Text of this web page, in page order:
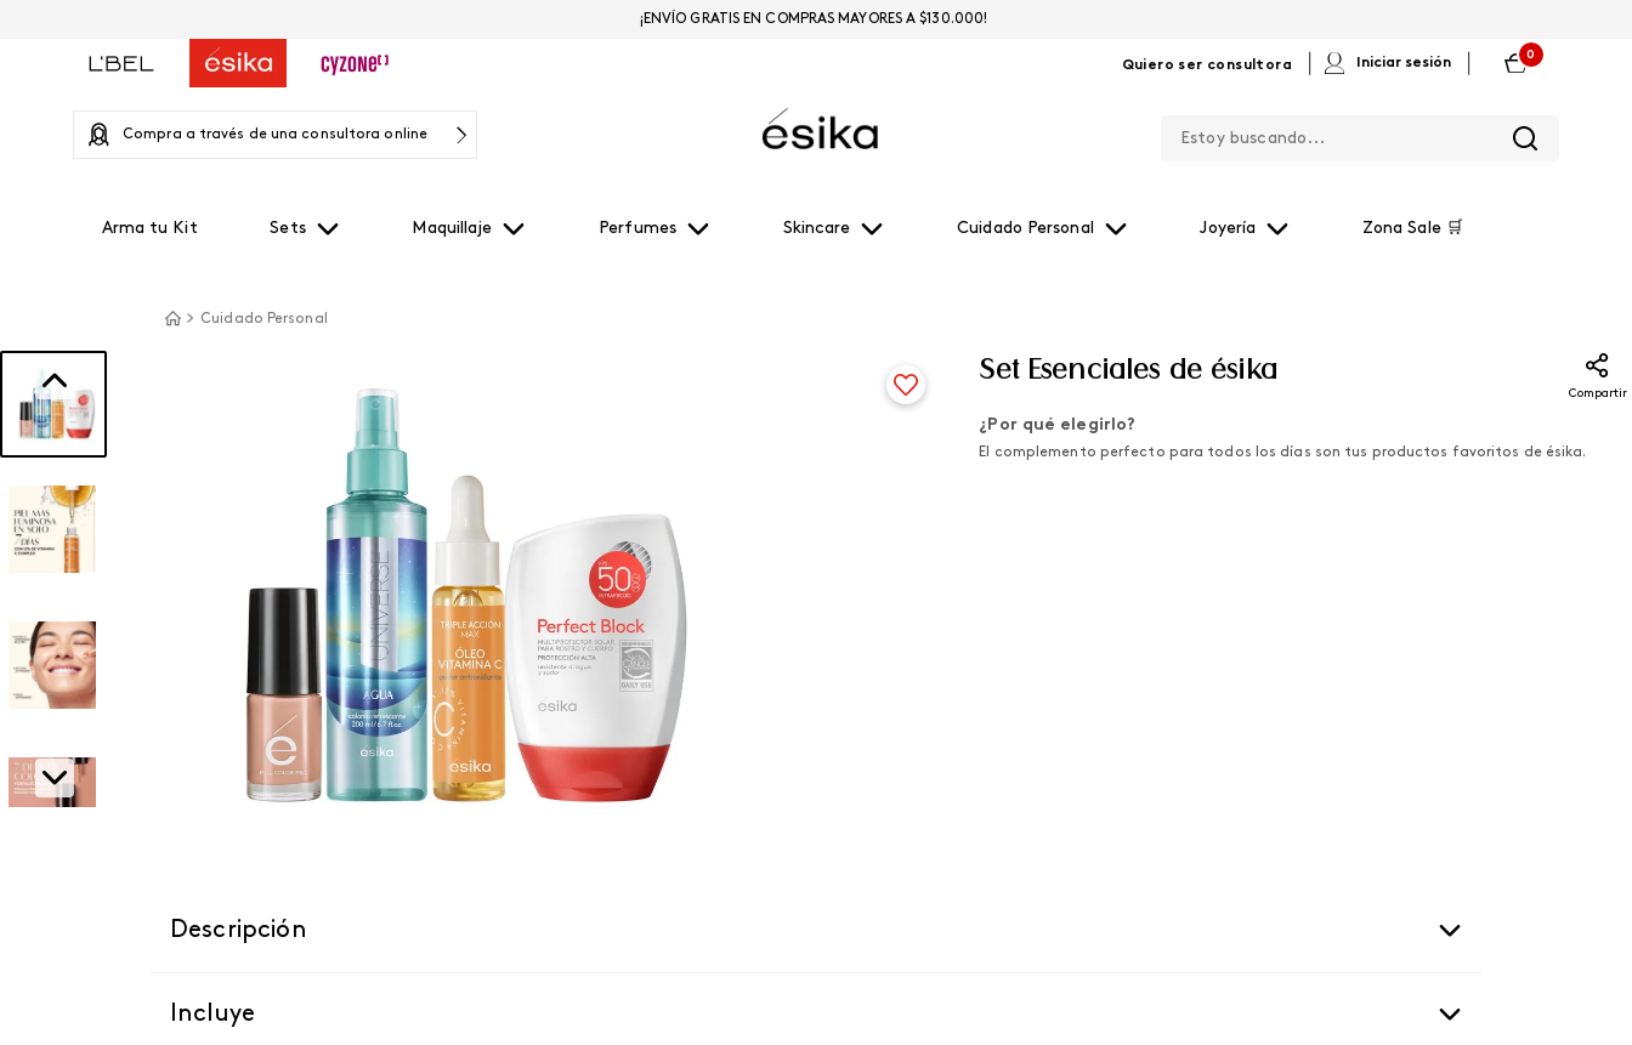
Quiero ser consultora Iniciar sesión
0
Compra a través de una consultora online
Arma tu Kit Sets Maquillaje Perfumes Skincare Cuidado Personal Joyería Zona Sale 🛒
¡ENVÍO GRATIS EN COMPRAS MAYORES A $130.000!
Cuidado Personal
Set Esenciales de ésika
Compartir
¿Por qué elegirlo?
El complemento perfecto para todos los días son tus productos favoritos de ésika.
Descripción
Incluye